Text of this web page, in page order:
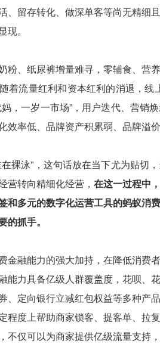
、留存转化、做深单客等尚无精细
。
粉、纸尿裤增量难寻，零辅食、营
着流量红利和资本红利的消退，线
，一岁一市场”，用户迭代、营销
效率低、品牌资产积累弱、品牌溢价
裸泳”，这句话放在当下尤为贴切
营转向精细化经营， 在这一过程中
和多元的数字化运营工具的蚂蚁消
的抓手。
金融能力的强大加持，在降低消费
能力具备亿级人群覆盖度，花呗、
、定向银行立减红包权益等多种产
程度上帮助商家锁客、提客单、拉
不仅可以为商家提供亿级流量支持